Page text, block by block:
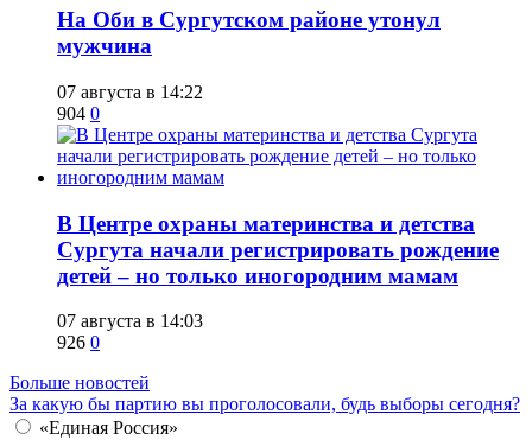
​На Оби в Сургутском районе утонул
мужчина
07 августа в 14:22
904 0
​В Центре охраны материнства и детства
Сургута начали регистрировать рождение
детей – но только иногородним мамам
07 августа в 14:03
926 0
Больше новостей
За какую бы партию вы проголосовали, будь выборы сегодня?
«Единая Россия»